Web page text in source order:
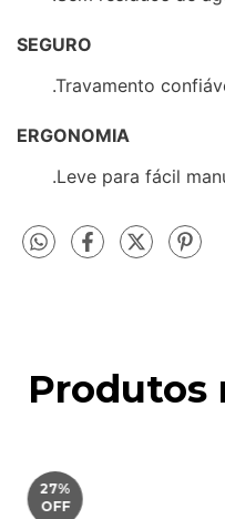
SEGURO
.Travamento
ERGONOMIA
.Leve para fácil
Produtos
27%
OFF